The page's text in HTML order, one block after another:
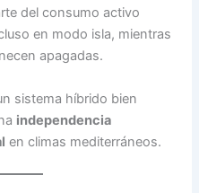
del consumo activo
en modo isla, mientras
apagadas.
sistema híbrido bien
independencia
en climas mediterráneos.